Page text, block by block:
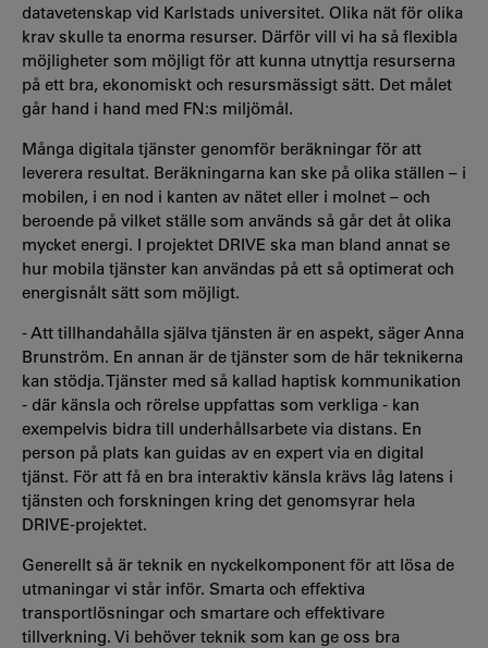
datavetenskap vid Karlstads universitet. Olika nät för olika
krav skulle ta enorma resurser. Därför vill vi ha så flexibla
möjligheter som möjligt för att kunna utnyttja resurserna
på ett bra, ekonomiskt och resursmässigt sätt. Det målet
går hand i hand med FN:s miljömål.
Många digitala tjänster genomför beräkningar för att
leverera resultat. Beräkningarna kan ske på olika ställen – i
mobilen, i en nod i kanten av nätet eller i molnet – och
beroende på vilket ställe som används så går det åt olika
mycket energi. I projektet DRIVE ska man bland annat se
hur mobila tjänster kan användas på ett så optimerat och
energisnålt sätt som möjligt.
- Att tillhandahålla själva tjänsten är en aspekt, säger Anna
Brunström. En annan är de tjänster som de här teknikerna
kan stödja. Tjänster med så kallad haptisk kommunikation
- där känsla och rörelse uppfattas som verkliga - kan
exempelvis bidra till underhållsarbete via distans. En
person på plats kan guidas av en expert via en digital
tjänst. För att få en bra interaktiv känsla krävs låg latens i
tjänsten och forskningen kring det genomsyrar hela
DRIVE-projektet.
Generellt så är teknik en nyckelkomponent för att lösa de
utmaningar vi står inför. Smarta och effektiva
transportlösningar och smartare och effektivare
tillverkning. Vi behöver teknik som kan ge oss bra